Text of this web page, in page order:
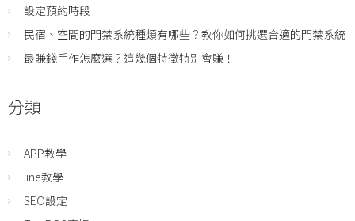
設定預約時段
民宿、空間的門禁系統種類有哪些？教你如何挑選合適的門禁系統
最賺錢手作怎麼選？這幾個特徵特別會賺！
分類
APP教學
line教學
SEO設定